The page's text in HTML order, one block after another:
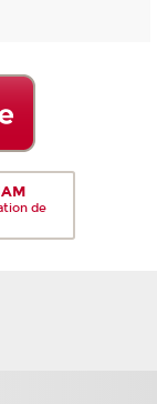
de